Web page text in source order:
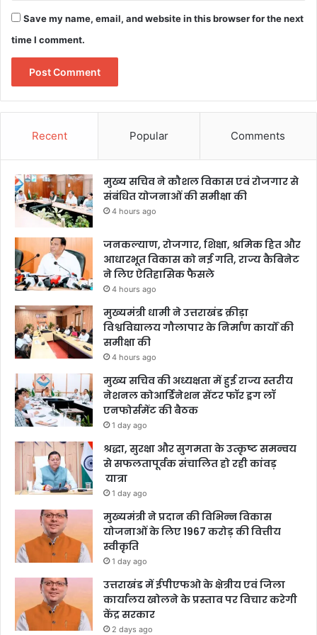
Save my name, email, and website in this browser for the next
time I comment.
Recent Popular Comments
मुख्य सचिव ने कौशल विकास एवं रोजगार से
संबंधित योजनाओं की समीक्षा की
4 hours ago
जनकल्याण, रोजगार, शिक्षा, श्रमिक हित और
आधारभूत विकास को नई गति, राज्य कैबिनेट
ने लिए ऐतिहासिक फैसले
4 hours ago
मुख्यमंत्री धामी ने उत्तराखंड क्रीड़ा
विश्वविद्यालय गौलापार के निर्माण कार्यों की
समीक्षा की
4 hours ago
मुख्य सचिव की अध्यक्षता में हुई राज्य स्तरीय
नेशनल कोआर्डिनेशन सेंटर फॉर ड्रग लॉ
एनफोर्समेंट की बैठक
1 day ago
श्रद्धा, सुरक्षा और सुगमता के उत्कृष्ट समन्वय
से सफलतापूर्वक संचालित हो रही कांवड़
यात्रा
1 day ago
मुख्यमंत्री ने प्रदान की विभिन्न विकास
योजनाओं के लिए 1967 करोड़ की वित्तीय
स्वीकृति
1 day ago
उत्तराखंड में ईपीएफओ के क्षेत्रीय एवं जिला
कार्यालय खोलने के प्रस्ताव पर विचार करेगी
केंद्र सरकार
2 days ago